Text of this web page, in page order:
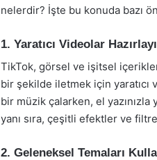
nelerdir? İşte bu konuda bazı
1. Yaratıcı Videolar
TikTok, görsel ve işitsel
bir şekilde iletmek için
bir müzik çalarken, el
yanı sıra, çeşitli efektler ve
2. Geleneksel Temaları